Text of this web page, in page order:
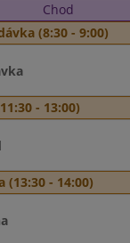
Chod
(8:30 - 9:00)
- 13:00)
(13:30 - 14:00)